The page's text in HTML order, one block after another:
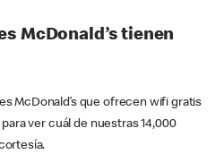
McDonald’s tienen
McDonald’s que ofrecen wifi gratis
ver cuál de nuestras 14,000